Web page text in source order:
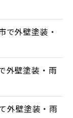
で外壁塗装・
外壁塗装・雨
外壁塗装・雨